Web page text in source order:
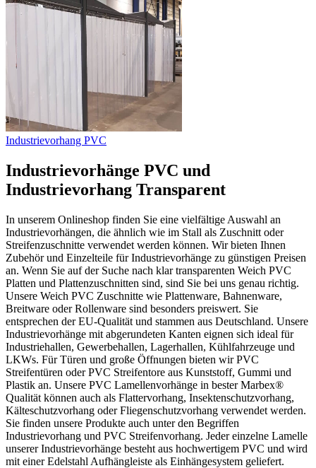
Industrievorhang PVC
Industrievorhänge PVC und
Industrievorhang Transparent
In unserem Onlineshop finden Sie eine vielfältige Auswahl an
Industrievorhängen, die ähnlich wie im Stall als Zuschnitt oder
Streifenzuschnitte verwendet werden können. Wir bieten Ihnen
Zubehör und Einzelteile für Industrievorhänge zu günstigen Preisen
an. Wenn Sie auf der Suche nach klar transparenten Weich PVC
Platten und Plattenzuschnitten sind, sind Sie bei uns genau richtig.
Unsere Weich PVC Zuschnitte wie Plattenware, Bahnenware,
Breitware oder Rollenware sind besonders preiswert. Sie
entsprechen der EU-Qualität und stammen aus Deutschland. Unsere
Industrievorhänge mit abgerundeten Kanten eignen sich ideal für
Industriehallen, Gewerbehallen, Lagerhallen, Kühlfahrzeuge und
LKWs. Für Türen und große Öffnungen bieten wir PVC
Streifentüren oder PVC Streifentore aus Kunststoff, Gummi und
Plastik an. Unsere PVC Lamellenvorhänge in bester Marbex®
Qualität können auch als Flattervorhang, Insektenschutzvorhang,
Kälteschutzvorhang oder Fliegenschutzvorhang verwendet werden.
Sie finden unsere Produkte auch unter den Begriffen
Industrievorhang und PVC Streifenvorhang. Jeder einzelne Lamelle
unserer Industrievorhänge besteht aus hochwertigem PVC und wird
mit einer Edelstahl Aufhängleiste als Einhängesystem geliefert.